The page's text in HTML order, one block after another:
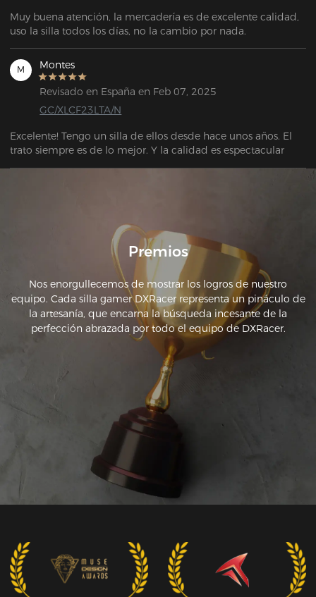
Muy buena atención, la mercadería es de excelente calidad,
uso la silla todos los días, no la cambio por nada.
M Montes
Revisado en España en Feb 07, 2025
GC/XLCF23LTA/N
Excelente! Tengo un silla de ellos desde hace unos años. El
trato siempre es de lo mejor. Y la calidad es espectacular
Premios
Nos enorgullecemos de mostrar los logros de nuestro
equipo. Cada silla gamer DXRacer representa un pináculo de
la artesanía, que encarna la búsqueda incesante de la
perfección abrazada por todo el equipo de DXRacer.